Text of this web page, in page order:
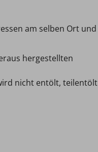
am selben Ort und
hergestellten
nicht entölt, teilentölt